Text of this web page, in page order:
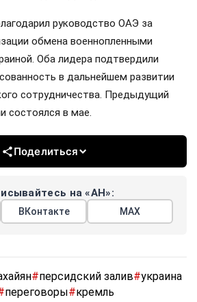
руководство ОАЭ за
обмена военнопленными
Оба лидера подтвердили
в дальнейшем развитии
сотрудничества. Предыдущий
состоялся в мае.
Поделиться
на «АН»:
ВКонтакте МАХ
#персидский залив#украина
переговоры#кремль